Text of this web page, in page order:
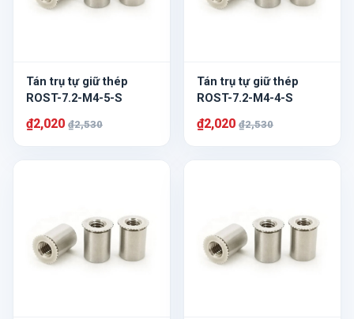
Tán trụ tự giữ thép
ROST-7.2-M4-5-S
₫2,020 ₫2,530
Tán trụ tự giữ thép
ROST-7.2-M4-4-S
₫2,020 ₫2,530